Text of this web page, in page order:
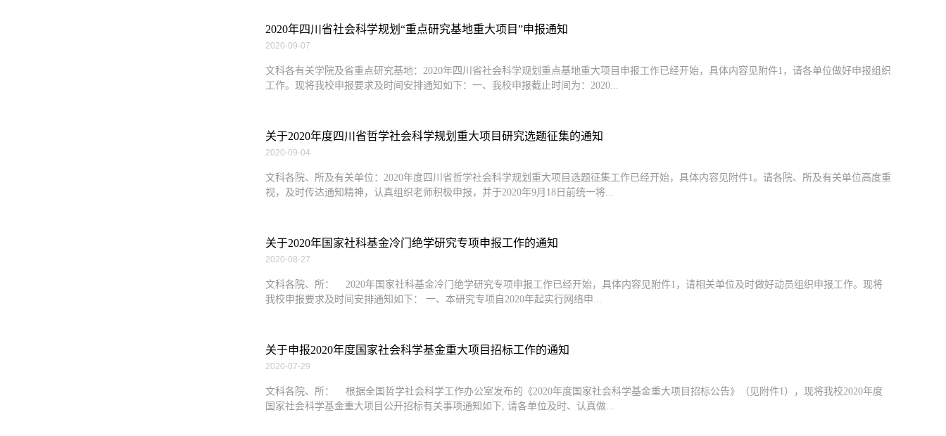
2020年四川省社会科学规划“重点研究基地重大项目”申报通知
2020-09-07
文科各有关学院及省重点研究基地：2020年四川省社会科学规划重点基地重大项目申报工作已经开始，具体内容见附件1，请各单位做好申报组织
工作。现将我校申报要求及时间安排通知如下：一、我校申报截止时间为：2020...
关于2020年度四川省哲学社会科学规划重大项目研究选题征集的通知
2020-09-04
文科各院、所及有关单位：2020年度四川省哲学社会科学规划重大项目选题征集工作已经开始，具体内容见附件1。请各院、所及有关单位高度重
视，及时传达通知精神，认真组织老师积极申报，并于2020年9月18日前统一将...
关于2020年国家社科基金冷门绝学研究专项申报工作的通知
2020-08-27
文科各院、所： 2020年国家社科基金冷门绝学研究专项申报工作已经开始，具体内容见附件1，请相关单位及时做好动员组织申报工作。现将
我校申报要求及时间安排通知如下： 一、本研究专项自2020年起实行网络申...
关于申报2020年度国家社会科学基金重大项目招标工作的通知
2020-07-29
文科各院、所： 根据全国哲学社会科学工作办公室发布的《2020年度国家社会科学基金重大项目招标公告》（见附件1），现将我校2020年度
国家社会科学基金重大项目公开招标有关事项通知如下, 请各单位及时、认真做...